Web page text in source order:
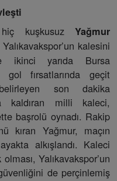
kuşkusuz Yağmur
kalesini
ikinci yarıda Bursa
gol fırsatlarında geçit
son dakika
kaldıran milli kaleci,
başrolü oynadı. Rakip
kıran Yağmur, maçın
alkışlandı. Kaleci
Yalıkavakspor’un
de perçinlemiş